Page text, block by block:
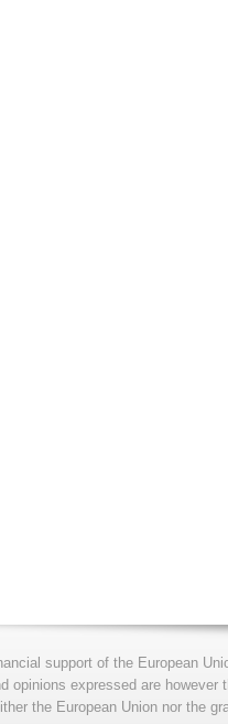
support of the European
opinions expressed are
the European Union nor the